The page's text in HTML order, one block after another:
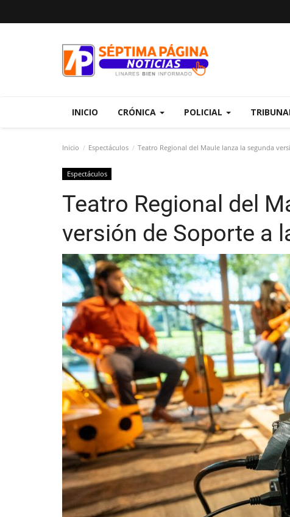
INICIO CRÓNICA POLICIAL
Inicio Espectáculos Teatro Regional del Maule lanza la segunda
Espectáculos
Teatro Regional del
versión de Soporte a